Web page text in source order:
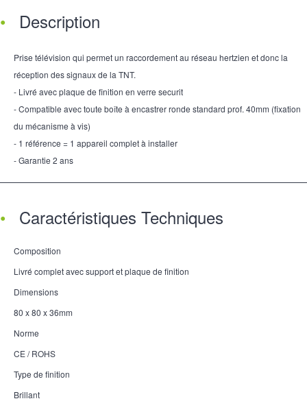
Description
Prise télévision qui permet un raccordement au réseau hertzien et donc la
réception des signaux de la TNT.
- Livré avec plaque de finition en verre securit
- Compatible avec toute boîte à encastrer ronde standard prof. 40mm (fixation
du mécanisme à vis)
- 1 référence = 1 appareil complet à installer
- Garantie 2 ans
Caractéristiques Techniques
Composition
Livré complet avec support et plaque de finition
Dimensions
80 x 80 x 36mm
Norme
CE / ROHS
Type de finition
Brillant